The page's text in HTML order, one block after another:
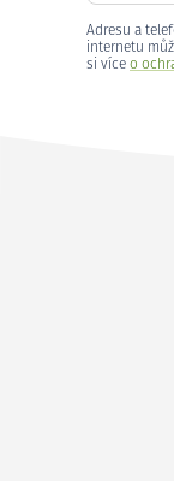
Adresu a
internetu
si více o